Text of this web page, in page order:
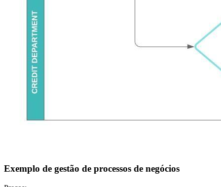
Exemplo de gestão de processos de negócios